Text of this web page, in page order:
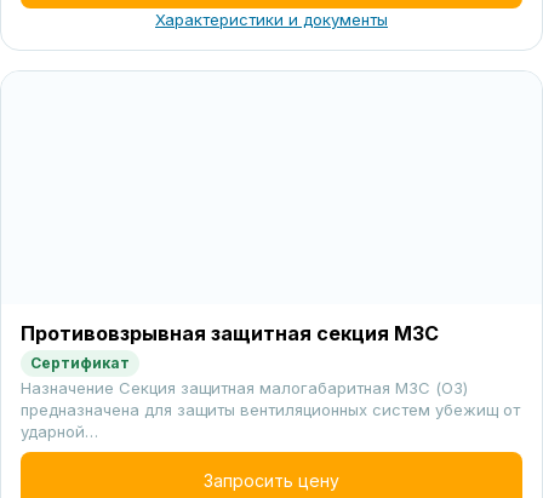
Характеристики и документы
Противовзрывная защитная секция МЗС
Сертификат
Назначение Секция защитная малогабаритная МЗС (ОЗ)
предназначена для защиты вентиляционных систем убежищ от
ударной…
Запросить цену